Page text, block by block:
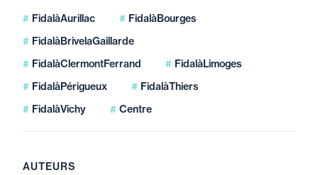
FidalàAurillac
FidalàBourges
FidalàBrivelaGaillarde
FidalàClermontFerrand
FidalàLimoges
FidalàPérigueux
FidalàThiers
FidalàVichy
Centre
AUTEURS